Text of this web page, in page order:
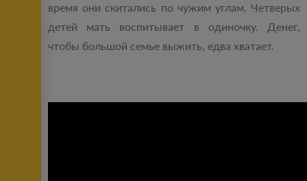
время они скитались по чужим углам. Четверых
детей мать воспитывает в одиночку. Денег,
чтобы большой семье выжить, едва хватает.